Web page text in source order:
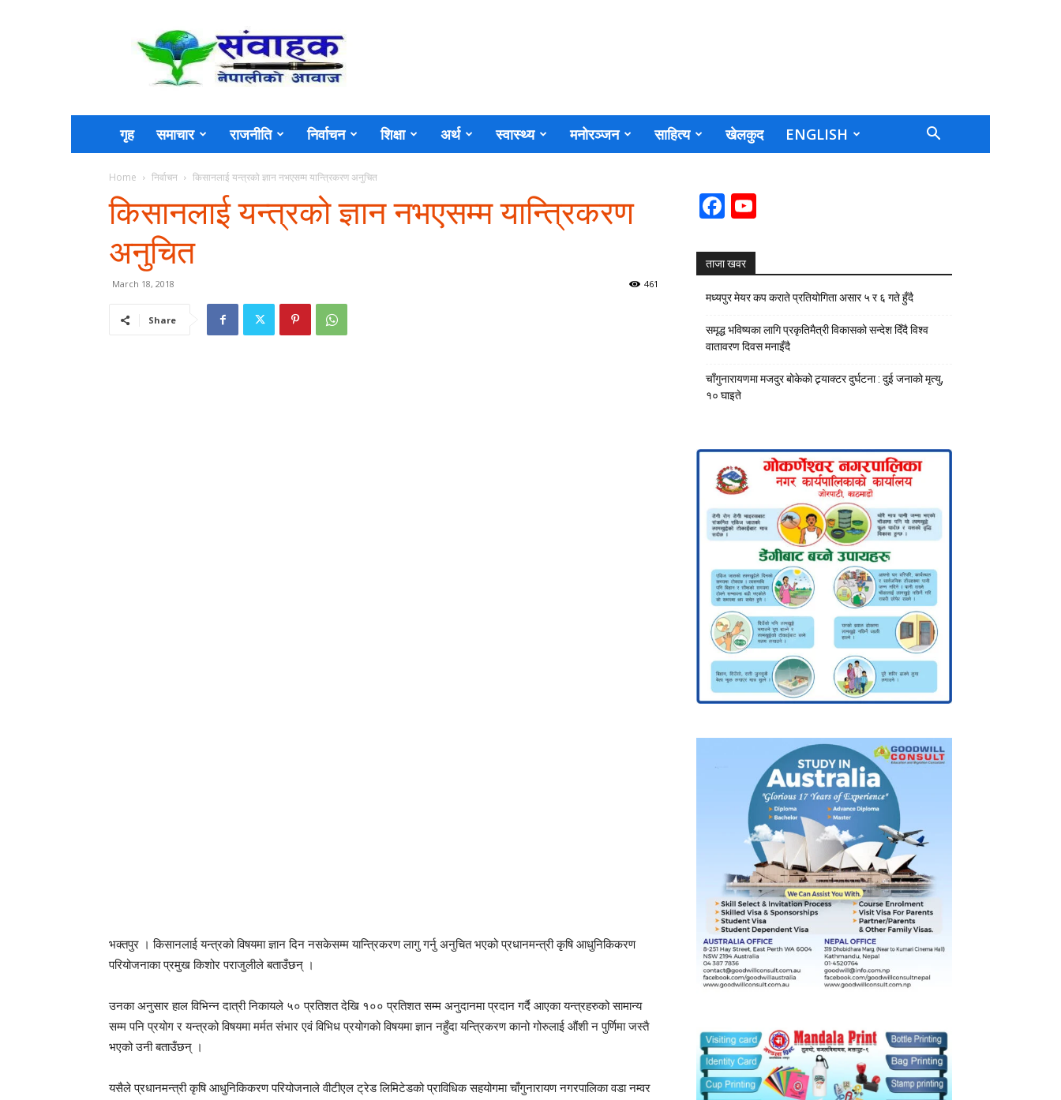
Sambahak
गृह समाचार राजनीति निर्वाचन शिक्षा अर्थ स्वास्थ्य मनोरञ्जन साहित्य खेलकुद ENGLISH
Home निर्वाचन किसानलाई यन्त्रको ज्ञान नभएसम्म यान्त्रिकरण अनुचित
किसानलाई यन्त्रको ज्ञान नभएसम्म यान्त्रिकरण
अनुचित
March 18, 2018 461
Share
भक्तपुर । किसानलाई यन्त्रको विषयमा ज्ञान दिन नसकेसम्म यान्त्रिकरण लागु गर्नु अनुचित भएको प्रधानमन्त्री कृषि आधुनिकिकरण
परियोजनाका प्रमुख किशोर पराजुलीले बताउँछन् ।
उनका अनुसार हाल विभिन्न दात्री निकायले ५० प्रतिशत देखि १०० प्रतिशत सम्म अनुदानमा प्रदान गर्दै आएका यन्त्रहरुको सामान्य
सम्म पनि प्रयोग र यन्त्रको विषयमा मर्मत संभार एवं विभिध प्रयोगको विषयमा ज्ञान नहुँदा यन्त्रिकरण कानो गोरुलाई औंशी न पुर्णिमा जस्तै
भएको उनी बताउँछन् ।
यसैले प्रधानमन्त्री कृषि आधुनिकिकरण परियोजनाले वीटीएल ट्रेड लिमिटेडको प्राविधिक सहयोगमा चाँगुनारायण नगरपालिका वडा नम्वर
Facebook
ताजा खवर
मध्यपुर मेयर कप कराते प्रतियोगिता असार ५ र ६ गते हुँदै
समृद्ध भविष्यका लागि प्रकृतिमैत्री विकासको सन्देश दिँदै विश्व
वातावरण दिवस मनाइँदै
चाँगुनारायणमा मजदुर बोकेको ट्र्याक्टर दुर्घटना : दुई जनाको मृत्यु,
१० घाइते